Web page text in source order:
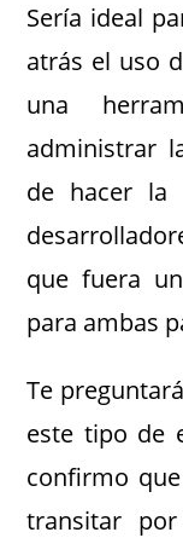
Sería ideal
atrás el uso
una
administrar
de hacer la
que fuera
para ambas
Te
este tipo de
confirmo
transitar